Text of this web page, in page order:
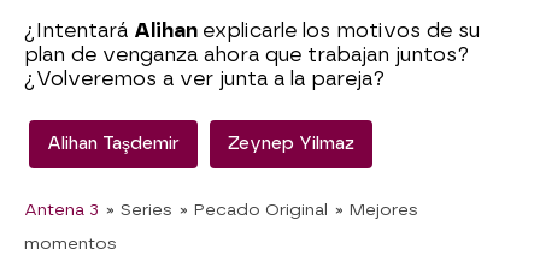
¿Intentará Alihan explicarle los motivos de su
plan de venganza ahora que trabajan juntos?
¿Volveremos a ver junta a la pareja?
Alihan Taşdemir Zeynep Yilmaz
Antena 3 » Series » Pecado Original » Mejores
momentos